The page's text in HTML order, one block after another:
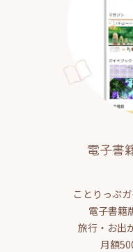
電子書
ことりっぷ
電子書籍
旅行・お出
月額